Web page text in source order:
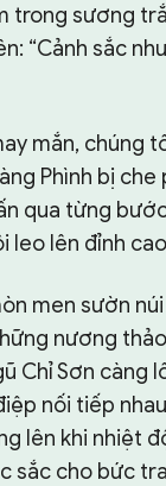
trong sương
“Cảnh sắc
mắn, chúng
Phình bị
qua từng
leo lên đỉnh
men sườn
nương
Chỉ Sơn càng
nối tiếp
lên khi nhiệt
cho bức